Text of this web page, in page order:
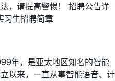
，请提高警惕！ 招聘公告详
习生招聘简章
年，是亚太地区知名的智能
以来，一直从事智能语音、计